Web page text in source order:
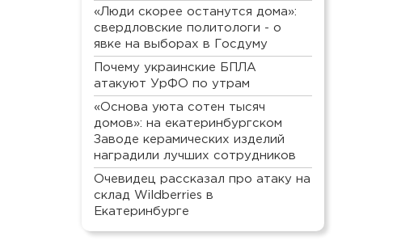
«Люди скорее останутся дома»:
свердловские политологи - о
явке на выборах в Госдуму
Почему украинские БПЛА
атакуют УрФО по утрам
«Основа уюта сотен тысяч
домов»: на екатеринбургском
Заводе керамических изделий
наградили лучших сотрудников
Очевидец рассказал про атаку на
склад Wildberries в
Екатеринбурге